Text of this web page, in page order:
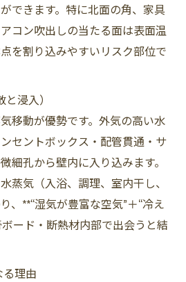
できます。特に北面の角、家具
コン吹出しの当たる面は表面温
を割り込みやすいリスク部位で
浸入）
移動が優勢です。外気の高い水
セントボックス・配管貫通・サ
細孔から壁内に入り込みます。
蒸気（入浴、調理、室内干し、
、**“湿気が豊富な空気”＋“冷え
ード・断熱材内部で出会うと結
る理由